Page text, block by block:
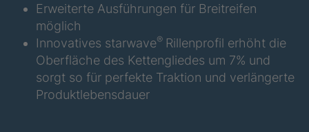
F
STP 184 887
F
4089286
Erweiterte Ausführungen für Breitreifen
möglich
Innovatives starwave® Rillenprofil erhöht die
Oberfläche des Kettengliedes um 7% und
sorgt so für perfekte Traktion und verlängerte
Produktlebensdauer